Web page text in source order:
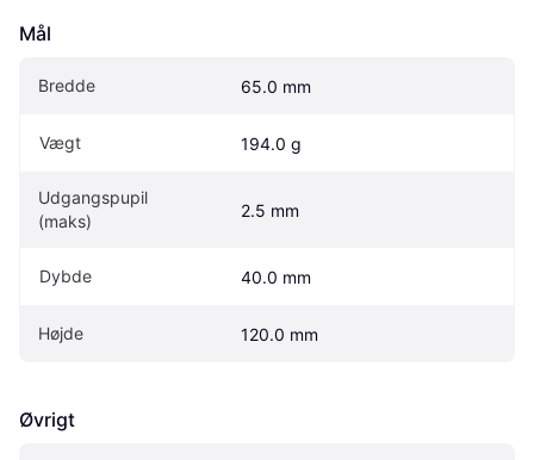
Mål
Bredde 65.0 mm
Vægt 194.0 g
Udgangspupil
(maks)
2.5 mm
Dybde 40.0 mm
Højde 120.0 mm
Øvrigt